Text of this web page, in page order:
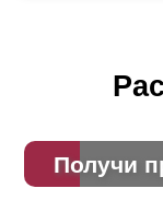
Получи